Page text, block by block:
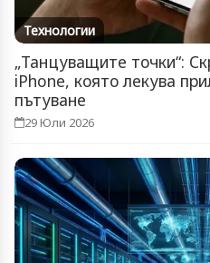
Технологии
„Танцуващите точки“:
iPhone, която лекува
пътуване
29 Юли 2026